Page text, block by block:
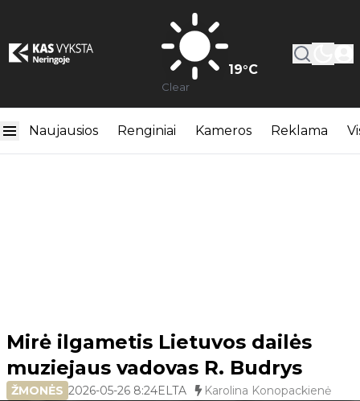
19°C
Clear
Naujausios Renginiai Kameros Reklama
Mirė ilgametis Lietuvos dailės
muziejaus vadovas R. Budrys
ŽMONĖS 2026-05-26 8:24ELTA Karolina Konopackienė